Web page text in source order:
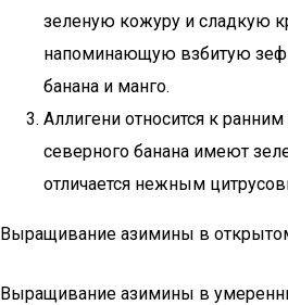
зеленую кожуру и сладкую
напоминающую взбитую
банана и манго.
Аллигени относится к
северного банана имеют
отличается нежным
Выращивание азимины в
Выращивание азимины в